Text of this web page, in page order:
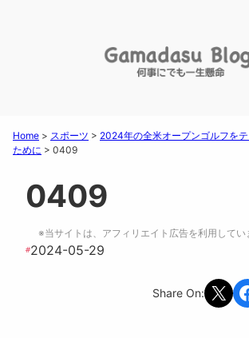
Home > スポーツ > 2024年の全米オープンゴルフを
ために > 0409
0409
※当サイトは、アフィリエイト広告を利用してい
#2024-05-29
Share On: Share on X